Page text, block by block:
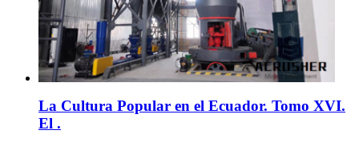
La Cultura Popular en el Ecuador. Tomo XVI.
El .